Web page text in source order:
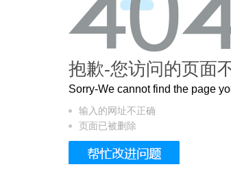
这个3.2米的长卷，还原了600岁的紫禁城
抱歉-您访问的页面
Sorry-We cannot find the page
输入的网址不正确
页面已被删除